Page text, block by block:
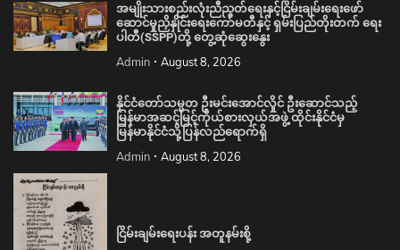
အမျိုးသားစည်းလုံးညီညွတ်ရေးနှင့်ငြိမ်းချမ်းရေးဖော်
ဆောင်မှုညှိနှိုင်းရေးကော်မတီနှင့် ရှမ်းပြည်တိုးတက် ရေး
ပါတီ(SSPP)တို့ တွေ့ဆုံဆွေးနွေး
Admin August 8, 2026
နိုင်ငံတော်သမ္မတ ဦးမင်းအောင်လှိုင် ဦးဆောင်သည့်
မြန်မာအဆင့်မြင့်ကိုယ်စားလှယ်အဖွဲ့ ထိုင်းနိုင်ငံမှ
မြန်မာနိုင်ငံသို့ပြန်လည်ရောက်ရှိ
Admin August 8, 2026
ငြိမ်းချမ်းရေးပန်း အတူနမ်းစို့